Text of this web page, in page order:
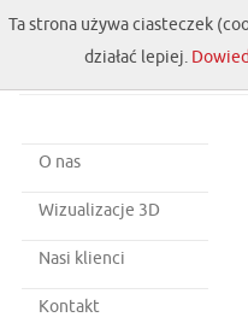
O nas
Wizualizacje 3D
Nasi klienci
Kontakt
Ta strona używa ciasteczek
działać lepiej.